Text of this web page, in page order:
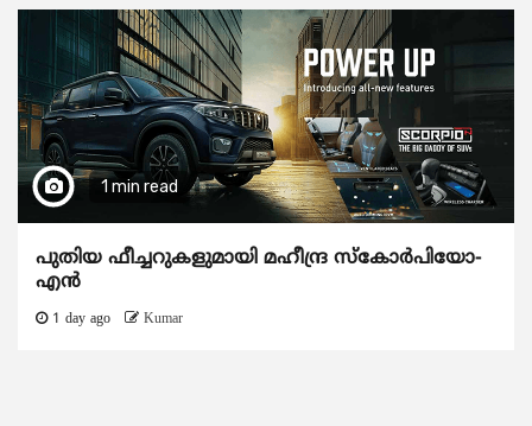
1 min read
പുതിയ ഫീച്ചറുകളുമായി മഹീന്ദ്ര സ്കോർപിയോ-
എൻ
1 day ago Kumar